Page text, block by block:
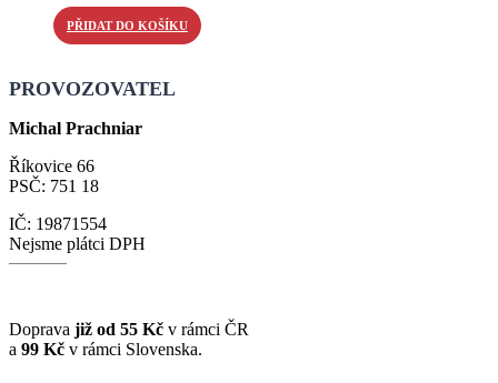
PŘIDAT DO KOŠÍKU
PROVOZOVATEL
Michal Prachniar
Říkovice 66
PSČ: 751 18
IČ: 19871554
Nejsme plátci DPH
Doprava již od 55 Kč v rámci ČR
a 99 Kč v rámci Slovenska.